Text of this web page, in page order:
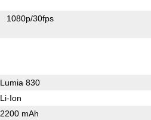
1080p/30fps
Lumia 830
Li-Ion
2200 mAh